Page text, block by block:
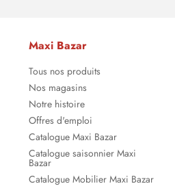
Maxi Bazar
Tous nos produits
Nos magasins
Notre histoire
Offres d'emploi
Catalogue Maxi Bazar
Catalogue saisonnier Maxi
Bazar
Catalogue Mobilier Maxi Bazar